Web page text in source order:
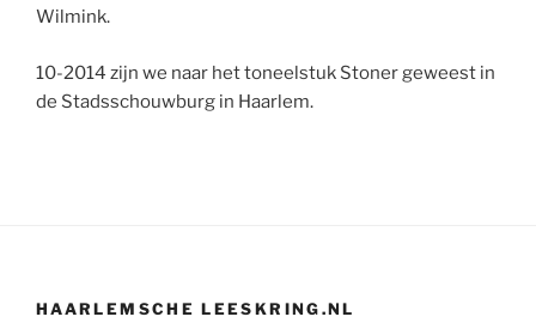
Wilmink.
10-2014 zijn we naar het toneelstuk Stoner geweest in
de Stadsschouwburg in Haarlem.
HAARLEMSCHE LEESKRING.NL